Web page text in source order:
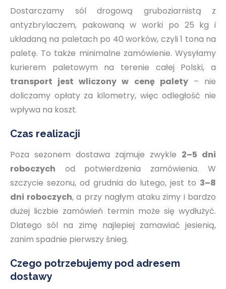
Dostarczamy sól drogową gruboziarnistą z
antyzbrylaczem, pakowaną w worki po 25 kg i
układaną na paletach po 40 worków, czyli 1 tona na
paletę. To także minimalne zamówienie. Wysyłamy
kurierem paletowym na terenie całej Polski, a
transport jest wliczony w cenę palety– nie
doliczamy opłaty za kilometry, więc odległość nie
wpływa na koszt.
Czas realizacji
Poza sezonem dostawa zajmuje zwykle 2–5 dni
roboczych od potwierdzenia zamówienia. W
szczycie sezonu, od grudnia do lutego, jest to 3–8
dni roboczych, a przy nagłym ataku zimy i bardzo
dużej liczbie zamówień termin może się wydłużyć.
Dlatego sól na zimę najlepiej zamawiać jesienią,
zanim spadnie pierwszy śnieg.
Czego potrzebujemy pod adresem
dostawy